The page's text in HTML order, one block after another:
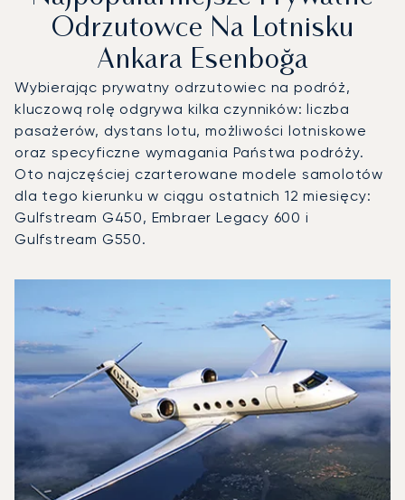
Odrzutowce Na Lotnisku
Ankara Esenboğa
Wybierając prywatny odrzutowiec na podróż,
kluczową rolę odgrywa kilka czynników: liczba
pasażerów, dystans lotu, możliwości lotniskowe
oraz specyficzne wymagania Państwa podróży.
Oto najczęściej czarterowane modele samolotów
dla tego kierunku w ciągu ostatnich 12 miesięcy:
Gulfstream G450, Embraer Legacy 600 i
Gulfstream G550.
Miejsca
Prędkość (km/h)
Prędkość (węzły)
Zasięg (km)
Zasięg (NM)